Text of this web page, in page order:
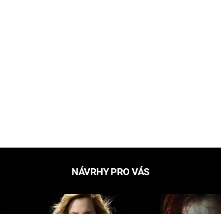
NÁVRHY PRO VÁS